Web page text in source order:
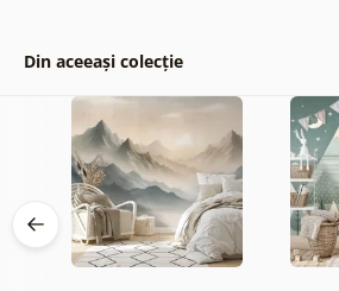
Din aceeași colecție